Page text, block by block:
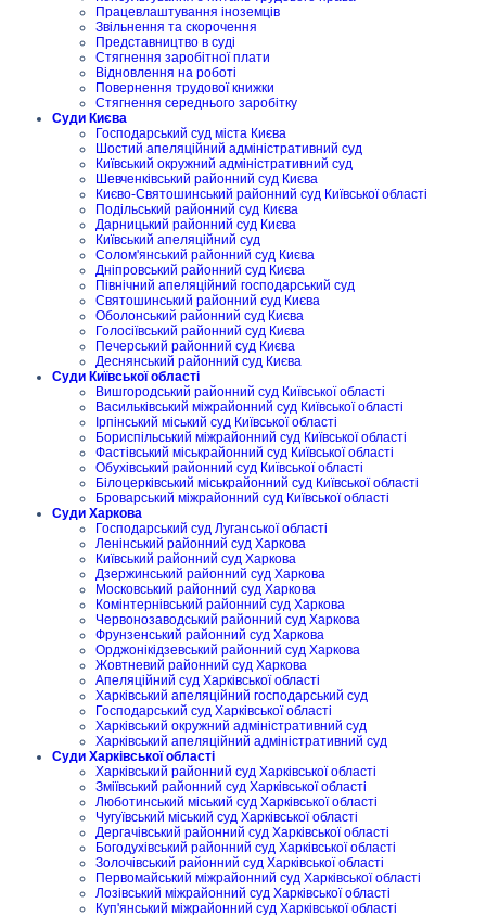
Працевлаштування іноземців
Звільнення та скорочення
Представництво в суді
Стягнення заробітної плати
Відновлення на роботі
Повернення трудової книжки
Стягнення середнього заробітку
Суди Києва
Господарський суд міста Києва
Шостий апеляційний адміністративний суд
Київський окружний адміністративний суд
Шевченківський районний суд Києва
Києво-Святошинський районний суд Київської області
Подільський районний суд Києва
Дарницький районний суд Києва
Київський апеляційний суд
Солом'янський районний суд Києва
Дніпровський районний суд Києва
Північний апеляційний господарський суд
Святошинський районний суд Києва
Оболонський районний суд Києва
Голосіївський районний суд Києва
Печерський районний суд Києва
Деснянський районний суд Києва
Суди Київської області
Вишгородський районний суд Київської області
Васильківський міжрайонний суд Київської області
Ірпінський міський суд Київської області
Бориспільський міжрайонний суд Київської області
Фастівський міськрайонний суд Київської області
Обухівський районний суд Київської області
Білоцерківський міськрайонний суд Київської області
Броварський міжрайонний суд Київської області
Суди Харкова
Господарський суд Луганської області
Ленінський районний суд Харкова
Київський районний суд Харкова
Дзержинський районний суд Харкова
Московський районний суд Харкова
Комінтернівський районний суд Харкова
Червонозаводський районний суд Харкова
Фрунзенський районний суд Харкова
Орджонікідзевський районний суд Харкова
Жовтневий районний суд Харкова
Апеляційний суд Харківської області
Харківський апеляційний господарський суд
Господарський суд Харківської області
Харківський окружний адміністративний суд
Харківський апеляційний адміністративний суд
Суди Харківської області
Харківський районний суд Харківської області
Зміївський районний суд Харківської області
Люботинський міський суд Харківської області
Чугуївський міський суд Харківської області
Дергачівський районний суд Харківської області
Богодухівський районний суд Харківської області
Золочівський районний суд Харківської області
Первомайський міжрайонний суд Харківської області
Лозівський міжрайонний суд Харківської області
Куп'янський міжрайонний суд Харківської області